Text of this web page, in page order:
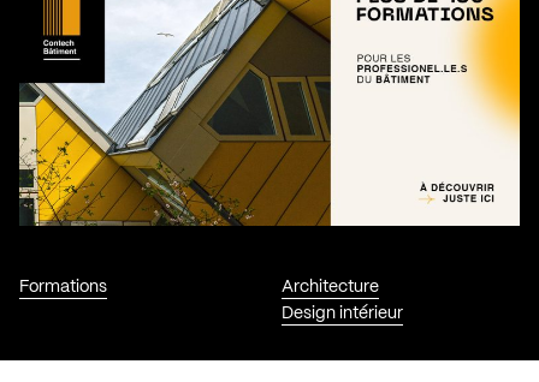
Formations
Architecture
Design intérieur